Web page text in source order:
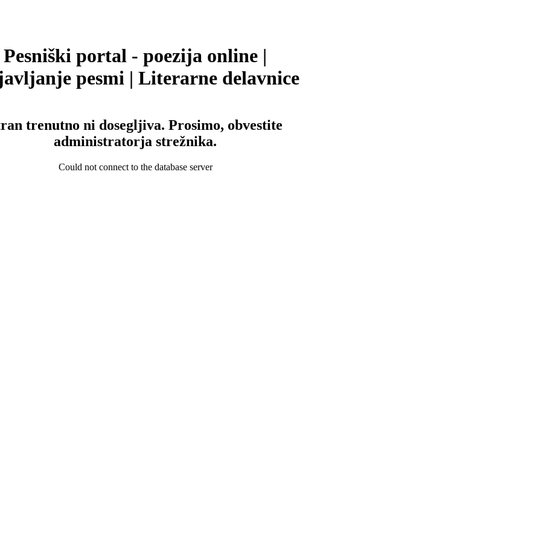
Pesniški portal - poezija online |
pesmi | Literarne delavnice
trenutno ni dosegljiva. Prosimo, obvestite
administratorja strežnika.
Could not connect to the database server